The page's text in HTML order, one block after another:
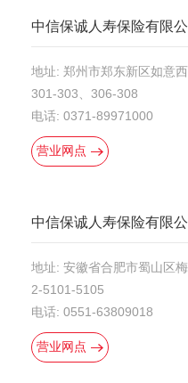
中信保诚人寿保险有限
地址: 郑州市郑东新区如意
301-303、306-308
电话: 0371-89971000
营业网点
中信保诚人寿保险有限
地址: 安徽省合肥市蜀山区
2-5101-5105
电话: 0551-63809018
营业网点